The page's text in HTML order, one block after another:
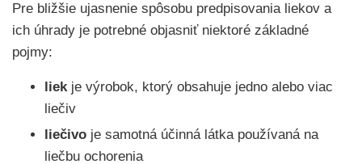
Pre bližšie ujasnenie spôsobu predpisovania liekov a
ich úhrady je potrebné objasniť niektoré základné
pojmy:
liekje výrobok, ktorý obsahuje jedno alebo viac
liečiv
liečivo je samotná účinná látka používaná na
liečbu ochorenia